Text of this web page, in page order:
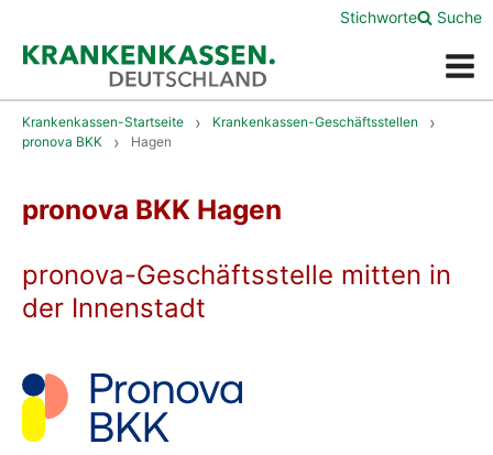
Menü
Stichworte Suche
Krankenkassen-Startseite
Krankenkassen-Geschäftsstellen
pronova BKK
Hagen
pronova BKK Hagen
pronova-Geschäftsstelle mitten in
der Innenstadt